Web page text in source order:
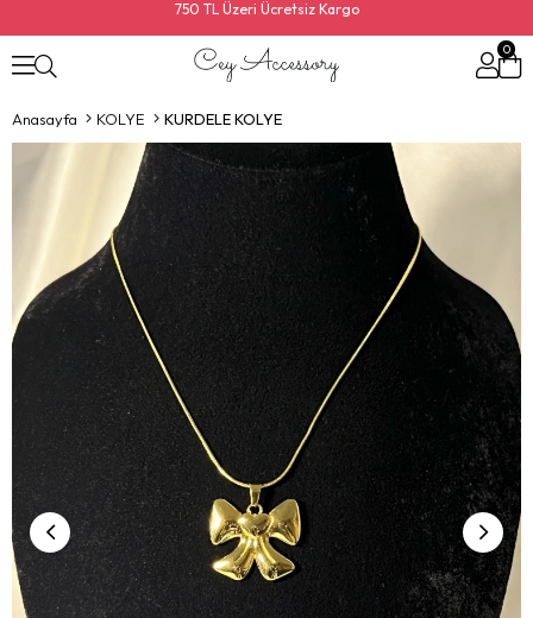
750 TL Üzeri Ücretsiz Kargo
0
Anasayfa KOLYE KURDELE KOLYE